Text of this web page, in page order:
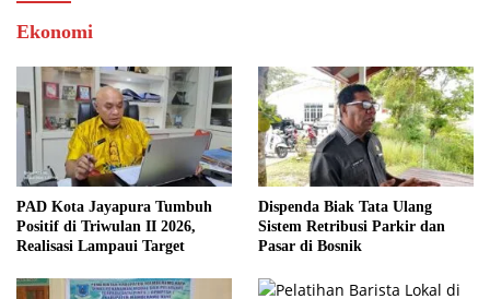
Ekonomi
PAD Kota Jayapura Tumbuh
Positif di Triwulan II 2026,
Realisasi Lampaui Target
Dispenda Biak Tata Ulang
Sistem Retribusi Parkir dan
Pasar di Bosnik